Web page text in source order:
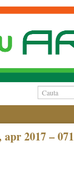
2017 – 071